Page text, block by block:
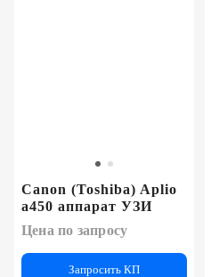
Canon (Toshiba) Aplio
a450 аппарат УЗИ
Цена по запросу
Запросить КП